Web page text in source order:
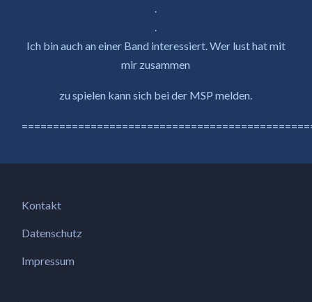
.
.
Ich bin auch an einer Band interessiert. Wer lust hat mit
mir zusammen
zu spielen kann sich bei der MSP melden.
Kontakt
Datenschutz
Impressum